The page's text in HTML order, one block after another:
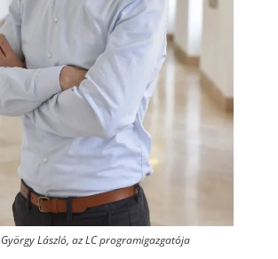
László, az LC programigazgatója